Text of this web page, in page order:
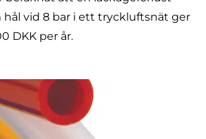
vid 8 bar i ett tryckluftsnät ger
DKK per år.